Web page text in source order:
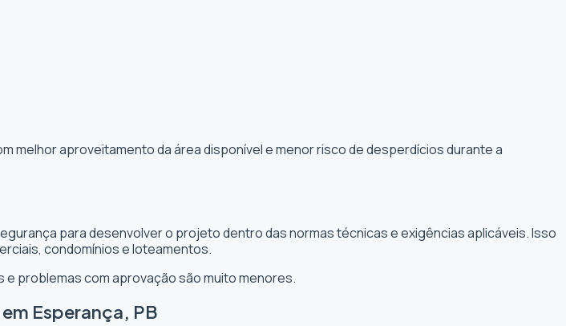
melhor aproveitamento da área disponível e menor risco de desperdícios durante a
para desenvolver o projeto dentro das normas técnicas e exigências aplicáveis. Isso
condomínios e loteamentos.
problemas com aprovação são muito menores.
Esperança, PB